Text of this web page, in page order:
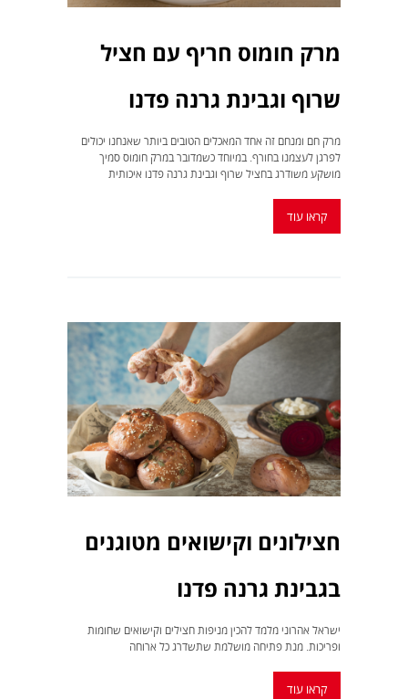
מרק חומוס חריף עם חציל
שרוף וגבינת גרנה פדנו
מרק חם ומנחם זה אחד המאכלים הטובים ביותר שאנחנו יכולים
לפרגן לעצמנו בחורף. במיוחד כשמדובר במרק חומוס סמיך
מושקע משודרג בחציל שרוף וגבינת גרנה פדנו איכותית
קראו עוד
חצילונים וקישואים מטוגנים
בגבינת גרנה פדנו
ישראל אהרוני מלמד להכין מניפות חצילים וקישואים שחומות
ופריכות. מנת פתיחה מושלמת שתשדרג כל ארוחה
קראו עוד